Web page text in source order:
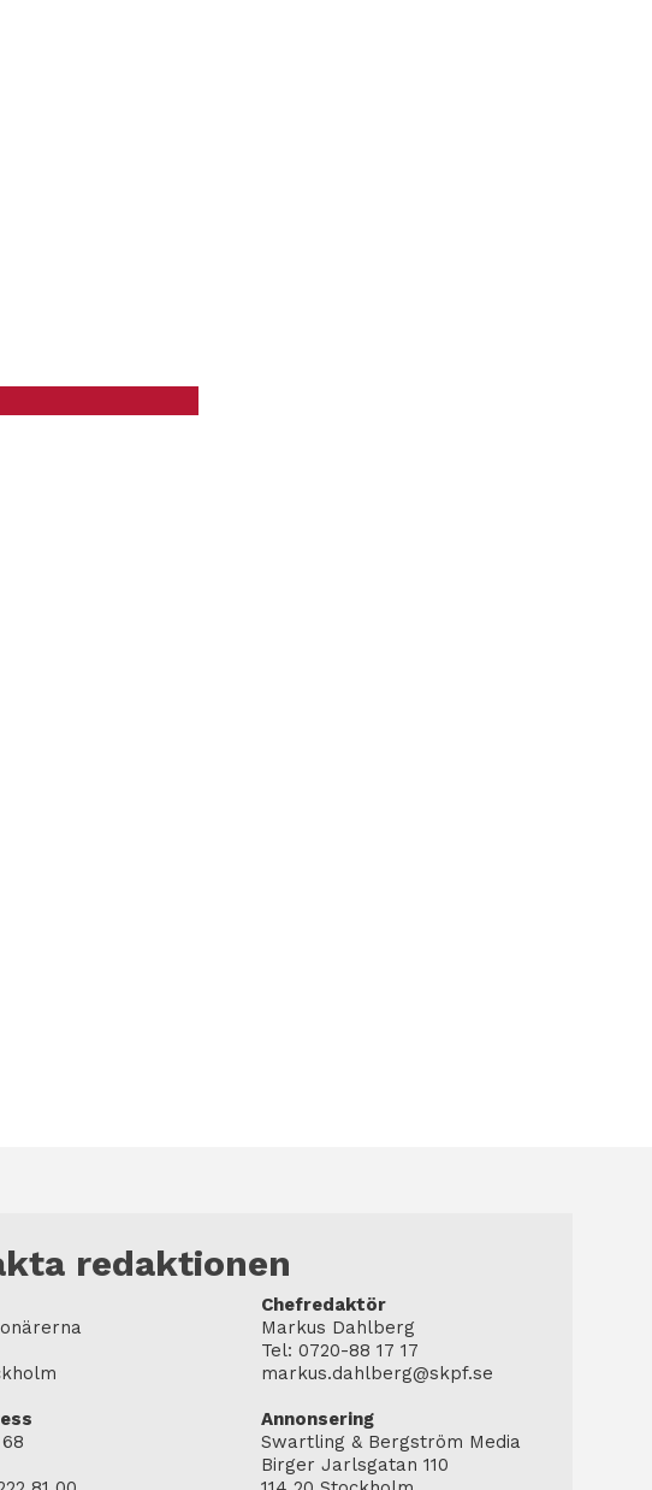
redaktionen
Chefredaktör
Markus Dahlberg
Tel: 0720-88 17 17
markus.dahlberg@skpf.se
Annonsering
Swartling & Bergström Media
Birger Jarlsgatan 110